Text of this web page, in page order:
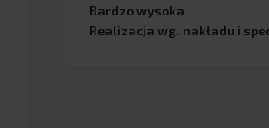
Bardzo wysoka
Realizacja wg. nakładu i